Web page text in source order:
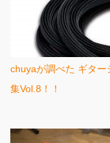
chuyaが調べた ギタ
集Vol.8！！